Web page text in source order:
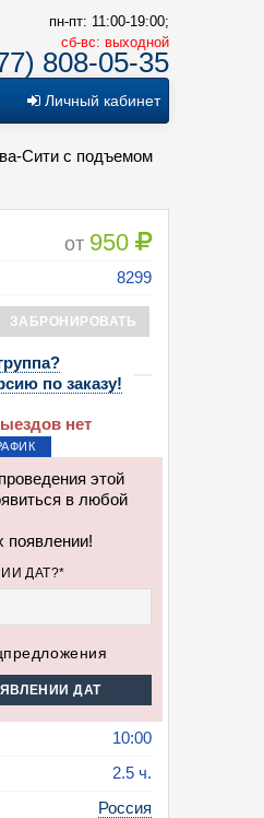
пн-пт: 11:00-19:00;
cб-вс: выходной
808-05-35
Личный кабинет
Cити с подъемом
от 950
8299
ЗАБРОНИРОВАТЬ
по заказу!
нет
этой
в любой
ДАТ?*
ДАТ
10:00
2.5 ч.
Россия
(самая полная экскурсия по